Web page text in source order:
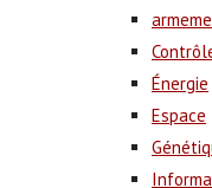
Énergie
Espace